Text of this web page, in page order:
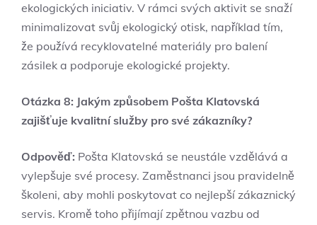
ekologických iniciativ. V rámci svých aktivit se snaží
minimalizovat svůj ekologický otisk, například tím,
že používá recyklovatelné materiály pro balení
zásilek a podporuje ekologické projekty.
Otázka 8: Jakým způsobem Pošta Klatovská
zajišťuje kvalitní služby pro své zákazníky?
Odpověď: Pošta Klatovská se neustále vzdělává a
vylepšuje své procesy. Zaměstnanci jsou pravidelně
školeni, aby mohli poskytovat co nejlepší zákaznický
servis. Kromě toho přijímají zpětnou vazbu od